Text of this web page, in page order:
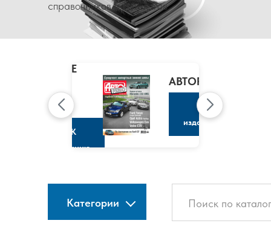
справочников и каталогов
CLAIRE
МАРИ
КЛЭР
К
изданию
АВТОРЕВЮ
К
изданию
Категории